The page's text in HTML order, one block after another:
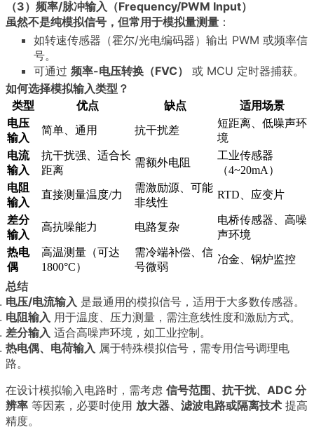
（3）频率/脉冲输入（Frequency/PWM Input）
虽然不是纯模拟信号，但常用于模拟量测量 ：
如转速传感器（霍尔/光电编码器）输出 PWM 或频率信
号。
可通过 频率-电压转换（FVC）
或 MCU 定时器捕获。
如何选择模拟输入类型？
类型 优点 缺点
适用场景
电压
输入
简单、通用 抗干扰差
短距离、低噪声环
境
电流
输入
抗干扰强、适合长
距离
需额外电阻
工业传感器
（4~20mA）
电阻
输入
直接测量温度/力
需激励源、可能
非线性
RTD、应变片
差分
输入
高抗噪能力 电路复杂
电桥传感器、高噪
声环境
热电
偶
高温测量（可达
1800°C）
需冷端补偿、信
号微弱
冶金、锅炉监控
总结
电压/电流输入 是最通用的模拟信号，适用于大多数传感器。
电阻输入 用于温度、压力测量，需注意线性度和激励方式。
差分输入 适合高噪声环境，如工业控制。
热电偶、电荷输入 属于特殊模拟信号，需专用信号调理电
路。
在设计模拟输入电路时，需考虑 信号范围、抗干扰、ADC 分
辨率 等因素，必要时使用 放大器、滤波电路或隔离技术 提高
精度。